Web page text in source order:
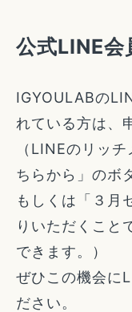
公式LINE
IGYOULABの
れている方は、
（LINEのリッ
ちらから」のボ
もしくは「３月
りいただくこと
できます。）
ぜひこの機会に
ださい。